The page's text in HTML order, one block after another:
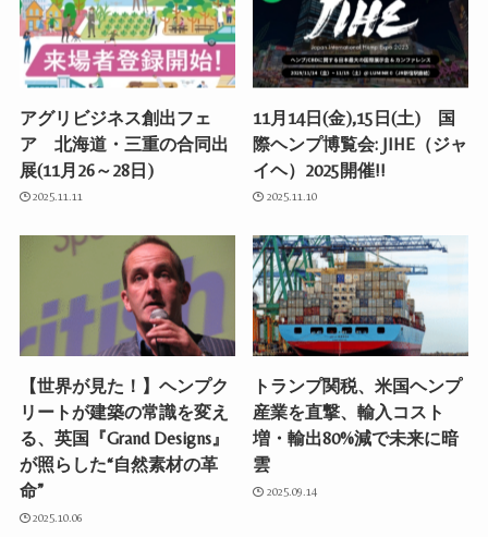
アグリビジネス創出フェ
ア 北海道・三重の合同出
展(11月26～28日)
2025.11.11
11月14日(金),15日(土) 国
際ヘンプ博覧会: JIHE（ジャ
イヘ）2025開催!!
2025.11.10
【世界が見た！】ヘンプク
リートが建築の常識を変え
る、英国『Grand Designs』
が照らした“自然素材の革
命”
2025.10.06
トランプ関税、米国ヘンプ
産業を直撃、輸入コスト
増・輸出80%減で未来に暗
雲
2025.09.14